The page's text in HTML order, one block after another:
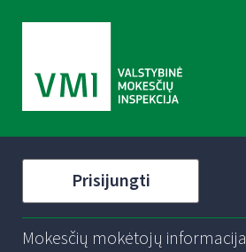
Prisijungti
Mokesčių mokėtojų informacija